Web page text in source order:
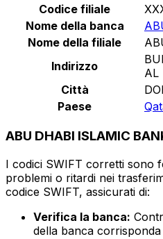
Codice filiale
Nome della banca
Nome della filiale
Indirizzo
AL
Città
Paese
ABU DHABI ISLAMIC
I codici SWIFT corretti sono
problemi o ritardi nei
codice SWIFT, assicurati di:
Verifica la banca:
della banca